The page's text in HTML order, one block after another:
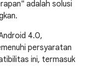
adalah solusi
4.0,
persyaratan
ini, termasuk